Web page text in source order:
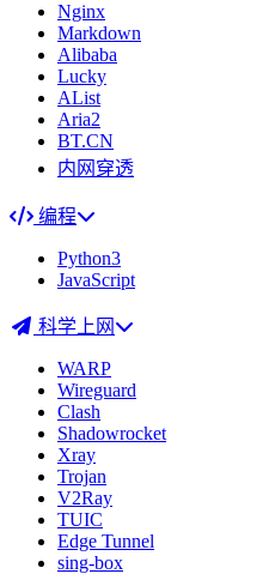
Nginx
Markdown
Alibaba
Lucky
AList
Aria2
BT.CN
内网穿透
编程
Python3
JavaScript
科学上网
WARP
Wireguard
Clash
Shadowrocket
Xray
Trojan
V2Ray
TUIC
Edge Tunnel
sing-box